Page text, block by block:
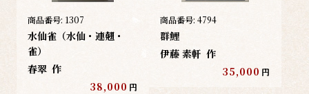
商品番号: 1307
水仙雀（水仙・連翹・
雀）
春翠 作
38,000 円
商品番号: 4794
群鯉
伊藤 素軒 作
35,000 円